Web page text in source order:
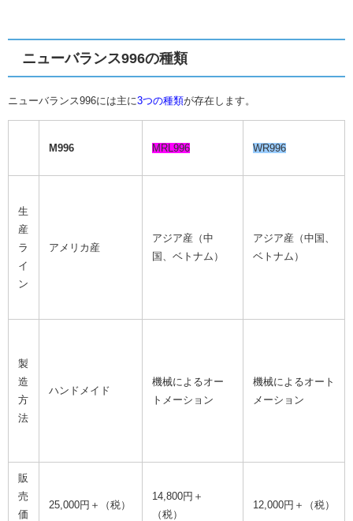
ニューバランス996の種類
ニューバランス996には主に3つの種類が存在します。
M996 MRL996 WR996
生
産
ラ
イ
ン
アメリカ産
アジア産（中
国、ベトナム）
アジア産（中国、
ベトナム）
製
造
方
法
ハンドメイド
機械によるオー
トメーション
機械によるオート
メーション
販
売
価
25,000円＋（税）
14,800円＋
（税）
12,000円＋（税）